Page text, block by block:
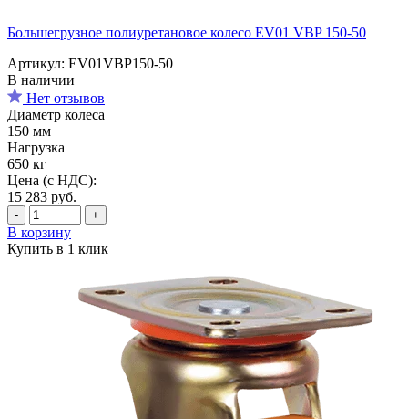
Большегрузное полиуретановое колесо EV01 VBP 150-50
Артикул: EV01VBP150-50
В наличии
Нет отзывов
Диаметр колеса
150 мм
Нагрузка
650 кг
Цена (с НДС):
15 283 руб.
- +
В корзину
Купить в 1 клик